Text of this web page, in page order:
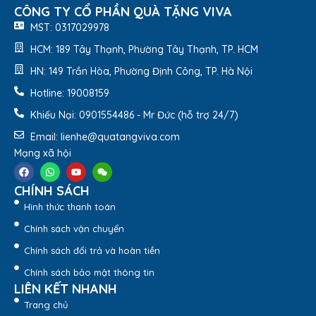
Sản phẩm Zebra độ bền cao, an toàn khi sử dụng
Ca giữ nhiệt Zebra dễ dàng vệ sinh, chùi rửa
3. Dịch Vụ Khắc Tên, In Logo
LênCa Giữ Nhiệt
CÔNG TY CỔ PHẦN QUÀ TẶNG VIVA
MST: 0317029978
HCM: 189 Tây Thạnh, Phường Tây Thạnh, TP. HCM
HN: 149 Trần Hòa, Phường Định Công, TP. Hà Nội
Hotline: 19008159
Khiếu Nại: 0901554486 - Mr Đức (hỗ trợ 24/7)
Email: lienhe@quatangviva.com
Mạng xã hội
CHÍNH SÁCH
Hình thức thanh toán
Chính sách vận chuyển
Chính sách đổi trả và hoàn tiền
Chính sách bảo mật thông tin
LIÊN KẾT NHANH
Trang chủ